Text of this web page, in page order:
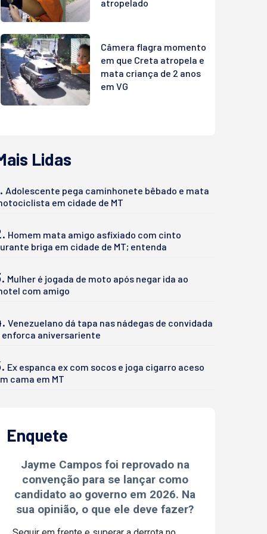
atropelado
Câmera flagra momento
em que Creta atropela e
mata criança de 2 anos
em VG
Lidas
Adolescente pega caminhonete bêbado e mata
em cidade de MT
Homem mata amigo asfixiado com cinto
briga em cidade de MT; entenda
Mulher é jogada de moto após negar ida ao
com amigo
Venezuelano dá tapa nas nádegas de convidada
enforca aniversariente
Ex espanca ex com socos e joga cigarro aceso
cama em MT
Enquete
Jayme Campos foi reprovado na
convenção para se lançar como
candidato ao governo em 2026. Na
sua opinião, o que ele deve fazer?